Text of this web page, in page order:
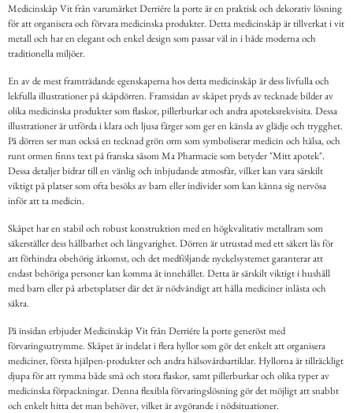
Medicinskåp Vit från varumärket Derriére la porte är en praktisk och dekorativ lösning
för att organisera och förvara medicinska produkter. Detta medicinskåp är tillverkat i vit
metall och har en elegant och enkel design som passar väl in i både moderna och
traditionella miljöer.
En av de mest framträdande egenskaperna hos detta medicinskåp är dess livfulla och
lekfulla illustrationer på skåpdörren. Framsidan av skåpet pryds av tecknade bilder av
olika medicinska produkter som flaskor, pillerburkar och andra apoteksrekvisita. Dessa
illustrationer är utförda i klara och ljusa färger som ger en känsla av glädje och trygghet.
På dörren ser man också en tecknad grön orm som symboliserar medicin och hälsa, och
runt ormen finns text på franska såsom Ma Pharmacie som betyder "Mitt apotek".
Dessa detaljer bidrar till en vänlig och inbjudande atmosfär, vilket kan vara särskilt
viktigt på platser som ofta besöks av barn eller individer som kan känna sig nervösa
inför att ta medicin.
Skåpet har en stabil och robust konstruktion med en högkvalitativ metallram som
säkerställer dess hållbarhet och långvarighet. Dörren är utrustad med ett säkert lås för
att förhindra obehörig åtkomst, och det medföljande nyckelsystemet garanterar att
endast behöriga personer kan komma åt innehållet. Detta är särskilt viktigt i hushåll
med barn eller på arbetsplatser där det är nödvändigt att hålla mediciner inlåsta och
säkra.
På insidan erbjuder Medicinskåp Vit från Derriére la porte generöst med
förvaringsutrymme. Skåpet är indelat i flera hyllor som gör det enkelt att organisera
mediciner, första hjälpen-produkter och andra hälsovårdsartiklar. Hyllorna är tillräckligt
djupa för att rymma både små och stora flaskor, samt pillerburkar och olika typer av
medicinska förpackningar. Denna flexibla förvaringslösning gör det möjligt att snabbt
och enkelt hitta det man behöver, vilket är avgörande i nödsituationer.